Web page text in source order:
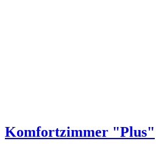
Komfortzimmer "Plus"